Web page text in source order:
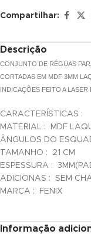
panel
panel
panel
panel
panel
panel
panel
panel
Compartilhar:
Descrição
CONJUNTO DE RÉGUAS
CORTADAS EM MDF 3MM
INDICAÇÕES FEITO A LASER
CARACTERÍSTICAS :
MATERIAL : MDF
ÂNGULOS DO
TAMANHO : 21 CM
ESPESSURA :
ADICIONAS : SEM
MARCA : FENIX
Informação